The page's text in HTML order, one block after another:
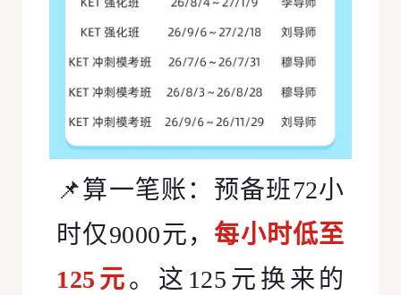
📌算一笔账：预备班72小
时仅9000元， 每小时低至
125元。这125元换来的